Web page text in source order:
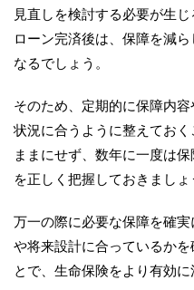
見直しを検討する必要が生
ローン完済後は、保障を減
なるでしょう。
そのため、定期的に保障内
状況に合うように整えてお
ままにせず、数年に一度は
を正しく把握しておきましょ
万一の際に必要な保障を確
や将来設計に合っているか
とで、生命保険をより有効に